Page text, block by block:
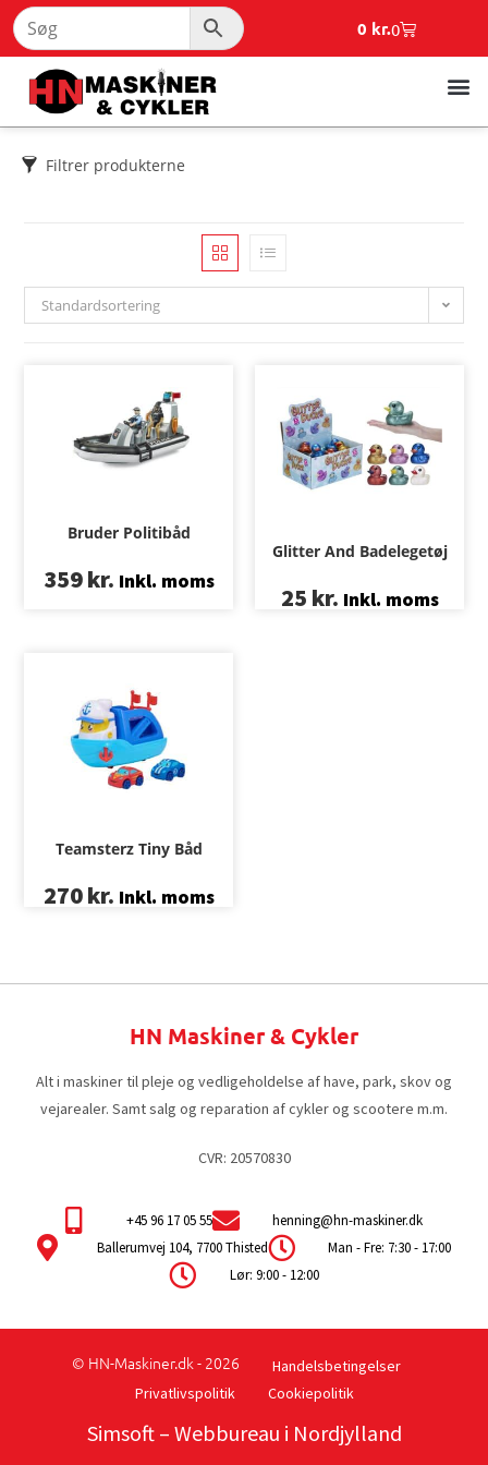
0 kr.0
Filtrer produkterne
Standardsortering
Bruder Politibåd
359kr. Inkl. moms
Glitter And Badelegetøj
25 kr. Inkl. moms
Teamsterz Tiny Båd
270kr. Inkl. moms
HN Maskiner & Cykler
Alt i maskiner til pleje og vedligeholdelse af have, park, skov og
vejarealer. Samt salg og reparation af cykler og scootere m.m.
CVR: 20570830
+45 96 17 05 55
henning@hn-maskiner.dk
Ballerumvej 104, 7700 Thisted
Man - Fre: 7:30 - 17:00
Lør: 9:00 - 12:00
© HN-Maskiner.dk - 2026
Handelsbetingelser
Privatlivspolitik
Cookiepolitik
Simsoft– Webbureau i Nordjylland